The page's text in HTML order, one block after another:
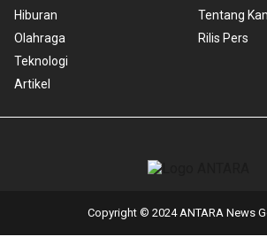
Hiburan
Olahraga
Teknologi
Artikel
Tentang
Rilis Pers
Copyright © 2024 ANTARA News